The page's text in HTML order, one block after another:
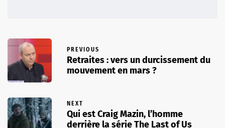
PREVIOUS
Retraites : vers un durcissement du
mouvement en mars ?
NEXT
Qui est Craig Mazin, l’homme
derrière la série The Last of Us